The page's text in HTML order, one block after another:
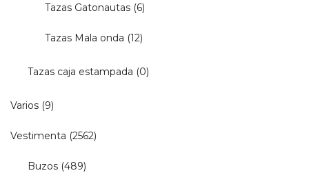
Tazas Gatonautas (6)
Tazas Mala onda (12)
Tazas caja estampada (0)
Varios (9)
Vestimenta (2562)
Buzos (489)